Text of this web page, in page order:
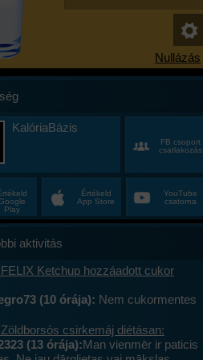
KalóriaBázis
FB csoport
csatlakozás
Play
Értékeld
App Store
YouTube
csatorna
aktivitás
Ketchup hozzáadott cukor
(10 órája): Nem cukormentes
csirkemáj diétásan:
(13 órája):Man vienmēr ir paticis